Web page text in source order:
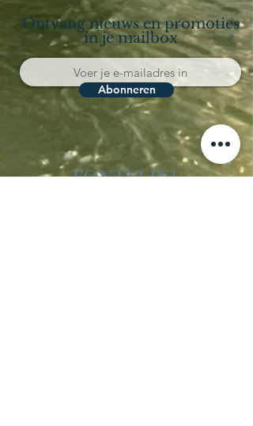
Ontvang nieuws en promoties
in je mailbox
Abonneren